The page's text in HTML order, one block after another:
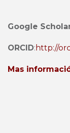
Google
ORCID: http://
Mas